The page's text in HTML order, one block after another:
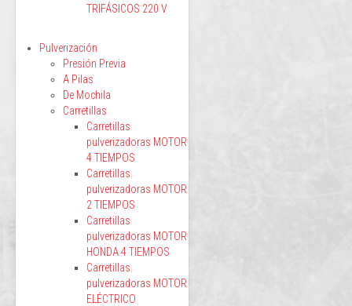
TRIFÁSICOS 220 V
Pulverización
Presión Previa
A Pilas
De Mochila
Carretillas
Carretillas
pulverizadoras MOTOR
4 TIEMPOS
Carretillas
pulverizadoras MOTOR
2 TIEMPOS
Carretillas
pulverizadoras MOTOR
HONDA 4 TIEMPOS
Carretillas
pulverizadoras MOTOR
ELÉCTRICO